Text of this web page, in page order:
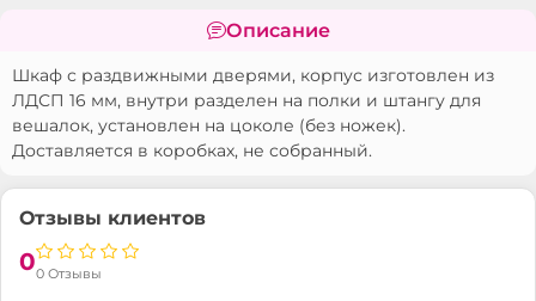
Описание
Шкаф с раздвижными дверями, корпус изготовлен из
ЛДСП 16 мм, внутри разделен на полки и штангу для
вешалок, установлен на цоколе (без ножек).
Доставляется в коробках, не собранный.
Отзывы клиентов
00 Отзывы